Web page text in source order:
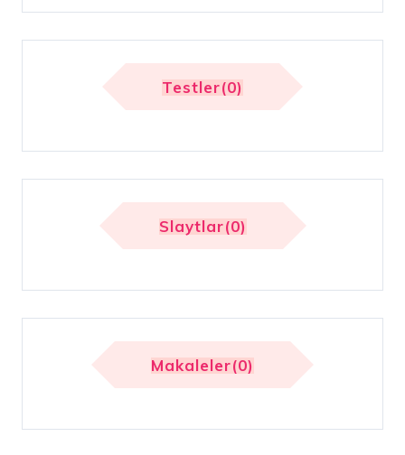
Testler(0)
Slaytlar(0)
Makaleler(0)